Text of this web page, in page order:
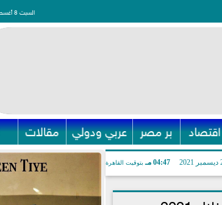
السبت 8 أغسطس 2026
اقتصاد بر مصر عربي ودولي مقالات
04:47 مـ بتوقيت القاهرة